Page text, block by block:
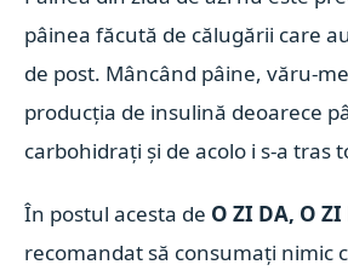
pâinea făcută de călugării care
de post. Mâncând pâine, văru-
producția de insulină deoarece
carbohidrați și de acolo i s-a tras
În postul acesta de O ZI DA, O ZI
recomandat să consumați nimic